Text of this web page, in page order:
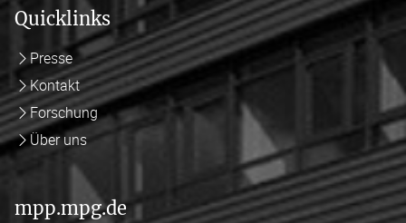
Quicklinks
Presse
Kontakt
Forschung
Über uns
mpp.mpg.de